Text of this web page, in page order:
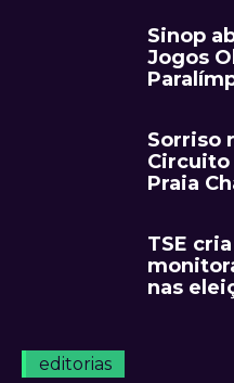
Sinop
Jogos
Sorriso
Circuito
Praia
TSE
nas
editorias